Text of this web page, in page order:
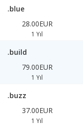
.blue
28.00EUR
1 Yıl
.build
79.00EUR
1 Yıl
.buzz
37.00EUR
1 Yıl